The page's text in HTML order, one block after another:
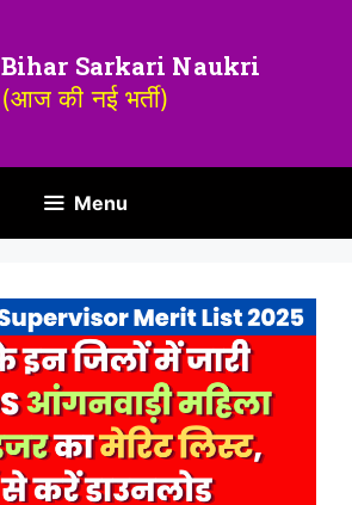
Bihar Sarkari Naukri
(आज की नई भर्ती)
Menu